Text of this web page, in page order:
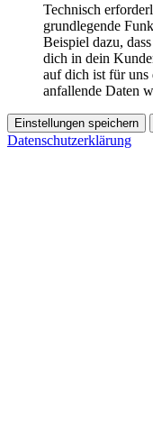
Technisch
grundlegende
Beispiel dazu,
dich in dein
auf dich ist für uns
anfallende Daten
Einstellungen speichern
Datenschutzerklärung